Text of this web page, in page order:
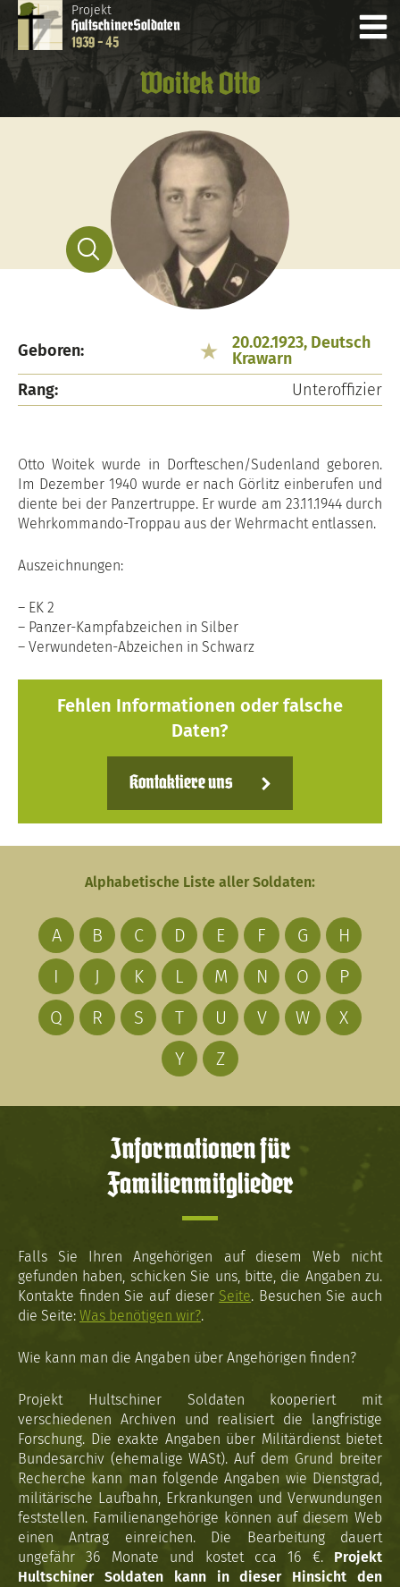
Projekt
HultschinerSoldaten
1939 - 45
Woitek Otto
Geboren:
20.02.1923, Deutsch
Krawarn
Rang:
Unteroffizier
Otto Woitek wurde in Dorfteschen/Sudenland geboren.
Im Dezember 1940 wurde er nach Görlitz einberufen und
diente bei der Panzertruppe. Er wurde am 23.11.1944 durch
Wehrkommando-Troppau aus der Wehrmacht entlassen.
Auszeichnungen:
– EK 2
– Panzer-Kampfabzeichen in Silber
– Verwundeten-Abzeichen in Schwarz
Fehlen Informationen oder falsche
Daten?
Kontaktiere uns
Alphabetische Liste aller Soldaten:
A B C D E F G
H
I
J K L M N O
P
Q
R S T U V W
X
Y
Z
Informationen für
Familienmitglieder
Falls Sie Ihren Angehörigen auf diesem Web nicht
gefunden haben, schicken Sie uns, bitte, die Angaben zu.
Kontakte finden Sie auf dieser Seite. Besuchen Sie auch
die Seite: Was benötigen wir?.
Wie kann man die Angaben über Angehörigen finden?
Projekt Hultschiner Soldaten kooperiert mit
verschiedenen Archiven und realisiert die langfristige
Forschung. Die exakte Angaben über Militärdienst bietet
Bundesarchiv (ehemalige WASt). Auf dem Grund breiter
Recherche kann man folgende Angaben wie Dienstgrad,
militärische Laufbahn, Erkrankungen und Verwundungen
feststellen. Familienangehörige können auf diesem Web
einen Antrag einreichen. Die Bearbeitung dauert
ungefähr 36 Monate und kostet cca 16 €. Projekt
Hultschiner Soldaten kann in dieser Hinsicht den